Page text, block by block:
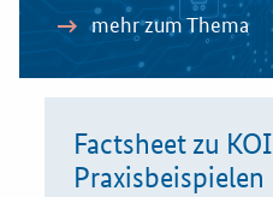
mehr zum Thema
Factsheet zu
Praxisbeispielen